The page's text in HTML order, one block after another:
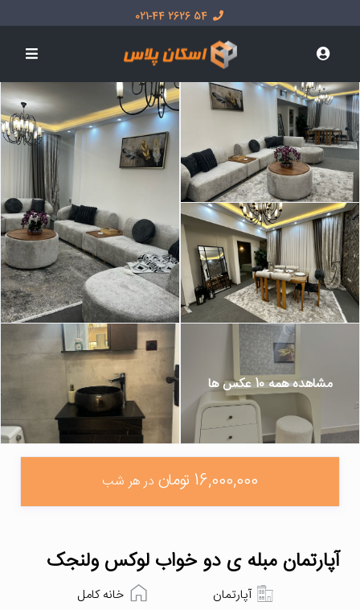
54 2626 021-44
مشاهده همه 10 عکس ها
16,000,000 تومان در هر شب
آپارتمان مبله ی دو خواب لوکس ولنجک
خانه کامل
آپارتمان